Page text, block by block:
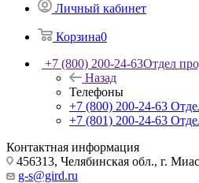
Личный кабинет
Корзина0
+7 (800) 200-24-63Отдел
Назад
Телефоны
+7 (800) 200-24-63
+7 (801) 200-24-63
Контактная информация
456313, Челябинская обл., г.
g-s@gird.ru